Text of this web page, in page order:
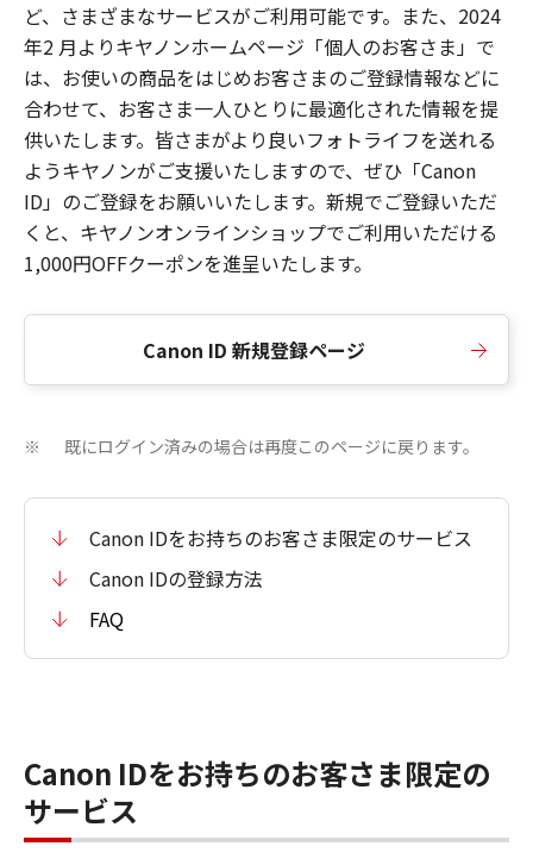
ど、さまざまなサービスがご利用可能です。また、2024
年2 月よりキヤノンホームページ「個人のお客さま」で
は、お使いの商品をはじめお客さまのご登録情報などに
合わせて、お客さま一人ひとりに最適化された情報を提
供いたします。皆さまがより良いフォトライフを送れる
ようキヤノンがご支援いたしますので、ぜひ「Canon
ID」のご登録をお願いいたします。新規でご登録いただ
くと、キヤノンオンラインショップでご利用いただける
1,000円OFFクーポンを進呈いたします。
Canon ID 新規登録ページ
※ 既にログイン済みの場合は再度このページに戻ります。
Canon IDをお持ちのお客さま限定のサービス
Canon IDの登録方法
FAQ
Canon IDをお持ちのお客さま限定の
サービス